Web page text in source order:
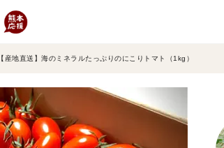
【産地直送】海のミネラルたっぷりのにこりトマト（1kg）